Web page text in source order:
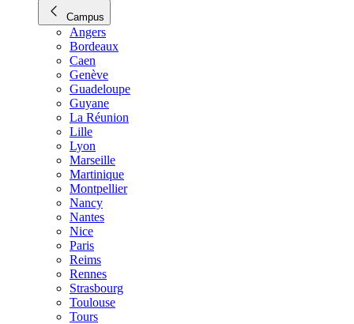
Campus
Angers
Bordeaux
Caen
Genève
Guadeloupe
Guyane
La Réunion
Lille
Lyon
Marseille
Martinique
Montpellier
Nancy
Nantes
Nice
Paris
Reims
Rennes
Strasbourg
Toulouse
Tours